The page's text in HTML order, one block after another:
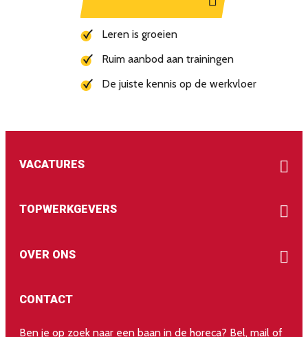
Leren is groeien
Ruim aanbod aan trainingen
De juiste kennis op de werkvloer
VACATURES
TOPWERKGEVERS
OVER ONS
CONTACT
Ben je op zoek naar een baan in de horeca? Bel, mail of